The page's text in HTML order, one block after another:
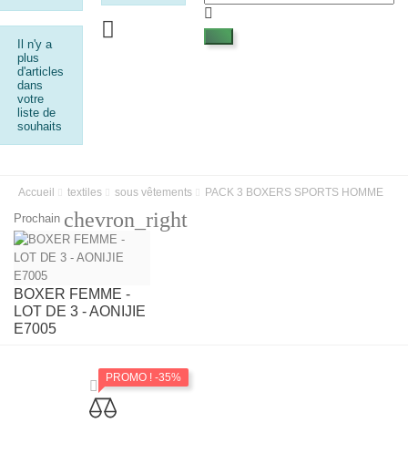
Il n'y a
plus
d'articles
dans
votre
liste de
souhaits
Accueil textiles sous vêtements PACK 3 BOXERS SPORTS HOMME
Prochain chevron_right
BOXER FEMME -
LOT DE 3 - AONIJIE
E7005
PROMO !-35%